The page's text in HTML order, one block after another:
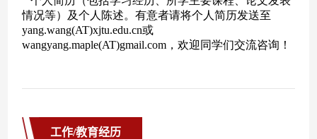
工作/教育经历